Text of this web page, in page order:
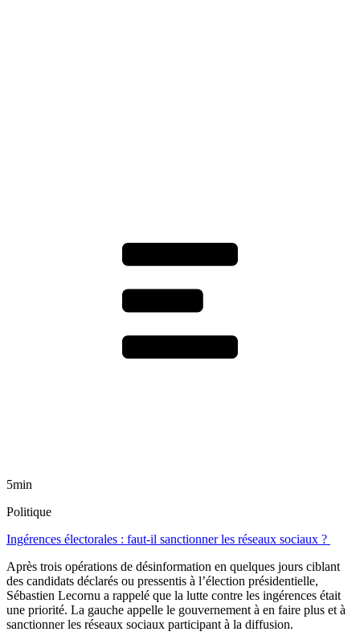
5min
Politique
Ingérences électorales : faut-il sanctionner les réseaux sociaux ?
Après trois opérations de désinformation en quelques jours ciblant
des candidats déclarés ou pressentis à l’élection présidentielle,
Sébastien Lecornu a rappelé que la lutte contre les ingérences était
une priorité. La gauche appelle le gouvernement à en faire plus et à
sanctionner les réseaux sociaux participant à la diffusion.